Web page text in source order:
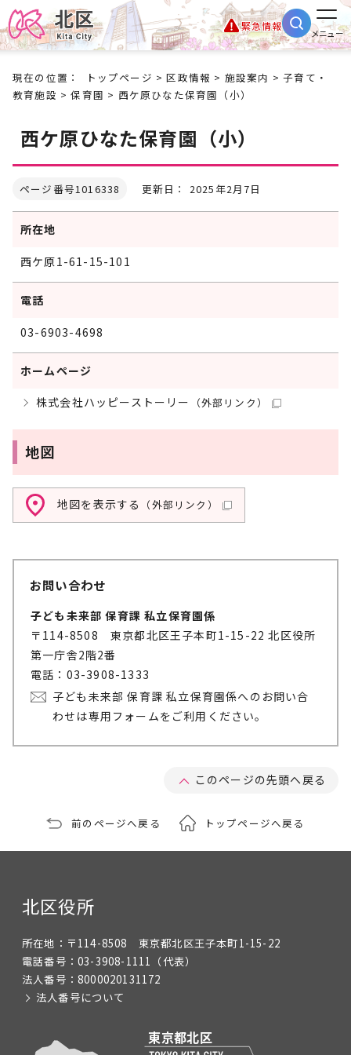
緊急情報
メニュー
現在の位置： トップページ >区政情報 > 施設案内 >子育て・
教育施設 >保育園 > 西ケ原ひなた保育園（小）
西ケ原ひなた保育園（小）
ページ番号1016338 更新日： 2025年2月7日
所在地
西ケ原1-61-15-101
電話
03-6903-4698
ホームページ
株式会社ハッピーストーリー
（外部リンク）
地図
地図を表示する （外部リンク）
お問い合わせ
子ども未来部 保育課 私立保育園係
〒114-8508 東京都北区王子本町1-15-22 北区役所
第一庁舎2階2番
電話：03-3908-1333
子ども未来部 保育課 私立保育園係へのお問い合
わせは専用フォームをご利用ください。
このページの先頭へ戻る
前のページへ戻る トップページへ戻る
北区役所
所在地： 〒114-8508 東京都北区王子本町1-15-22
電話番号： 03-3908-1111 （代表）
法人番号： 8000020131172
法人番号について